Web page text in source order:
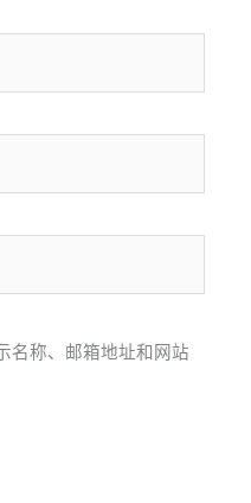
名称、邮箱地址和网站